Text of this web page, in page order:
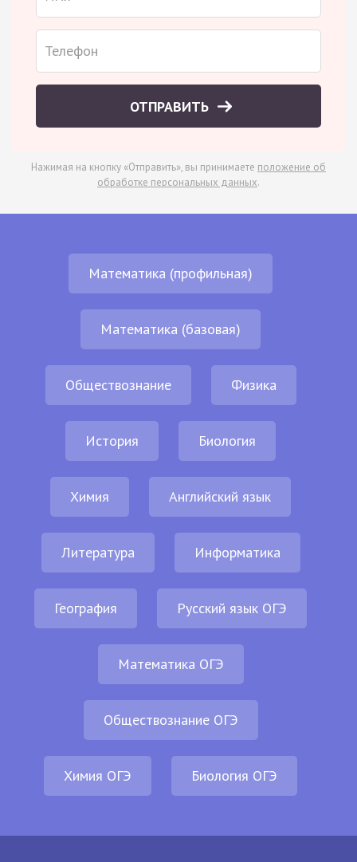
ОТПРАВИТЬ
Нажимая на кнопку «Отправить», вы принимаете положение об
обработке персональных данных.
Математика (профильная)
Математика (базовая)
Обществознание Физика
История Биология
Химия Английский язык
Литература Информатика
География Русский язык ОГЭ
Математика ОГЭ
Обществознание ОГЭ
Химия ОГЭ Биология ОГЭ